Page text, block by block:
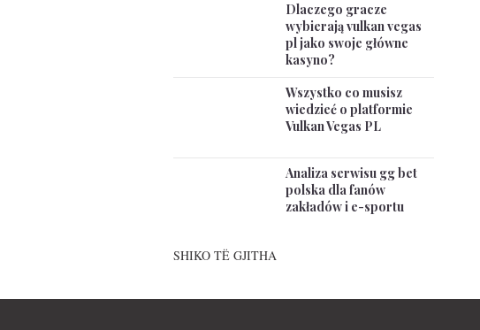
Dlaczego gracze
wybierają vulkan vegas
pl jako swoje główne
kasyno?
Wszystko co musisz
wiedzieć o platformie
Vulkan Vegas PL
Analiza serwisu gg bet
polska dla fanów
zakładów i e-sportu
SHIKO TË GJITHA